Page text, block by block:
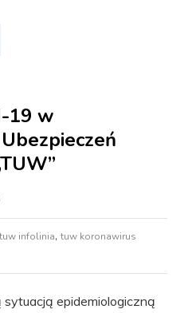
19 w
tuw infolinia, tuw koronawirus
epidemiologiczną